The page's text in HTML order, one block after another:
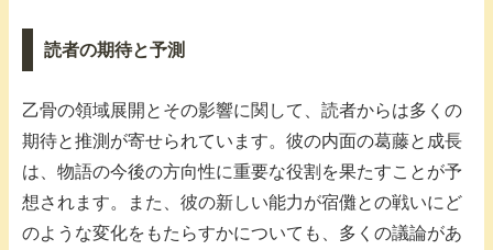
読者の期待と予測
乙骨の領域展開とその影響に関して、読者からは多くの
期待と推測が寄せられています。彼の内面の葛藤と成長
は、物語の今後の方向性に重要な役割を果たすことが予
想されます。また、彼の新しい能力が宿儺との戦いにど
のような変化をもたらすかについても、多くの議論があ